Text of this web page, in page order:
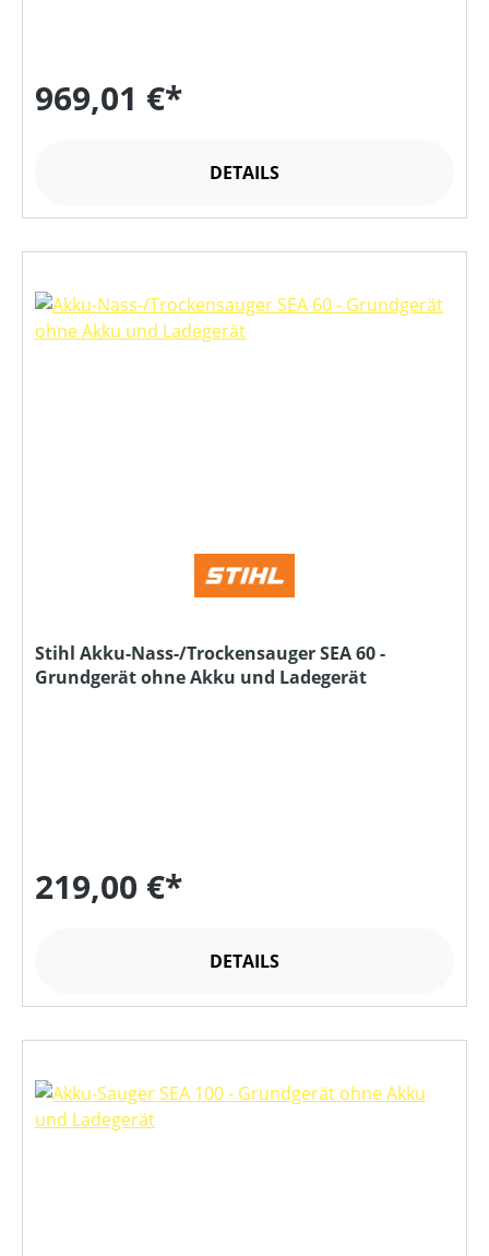
969,01 €*
DETAILS
Stihl Akku-Nass-/Trockensauger SEA 60 -
Grundgerät ohne Akku und Ladegerät
219,00 €*
DETAILS